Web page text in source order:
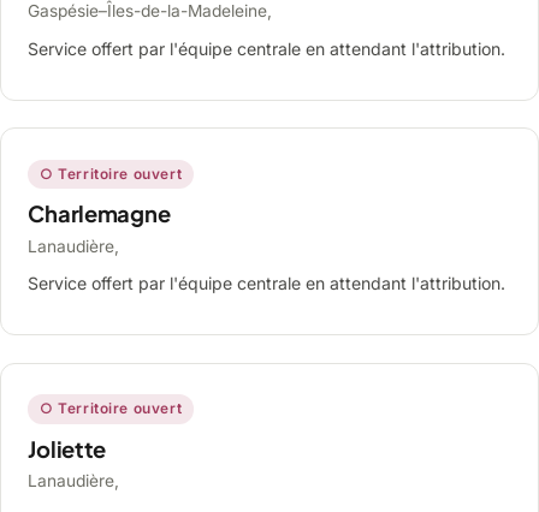
Gaspésie–Îles-de-la-Madeleine,
Service offert par l'équipe centrale en attendant l'attribution.
○ Territoire ouvert
Charlemagne
Lanaudière,
Service offert par l'équipe centrale en attendant l'attribution.
○ Territoire ouvert
Joliette
Lanaudière,